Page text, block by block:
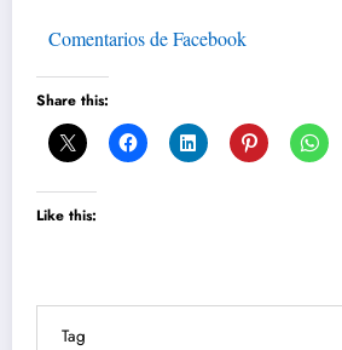
Comentarios de Facebook
Share this:
Like this:
Tag